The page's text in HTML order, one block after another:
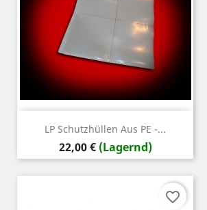
LP Schutzhüllen Aus PE -...
Preis
22,00 € (Lagernd)
favorite_border